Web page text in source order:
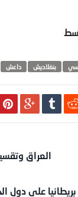
بنغلاديش داعش
العراق
على دول